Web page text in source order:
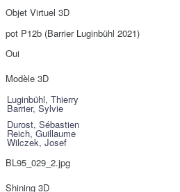
Objet Virtuel 3D
pot P12b (Barrier Luginbühl 2021)
Oui
Modèle 3D
Luginbühl, Thierry
Barrier, Sylvie
Durost, Sébastien
Reich, Guillaume
Wilczek, Josef
BL95_029_2.jpg
Shining 3D